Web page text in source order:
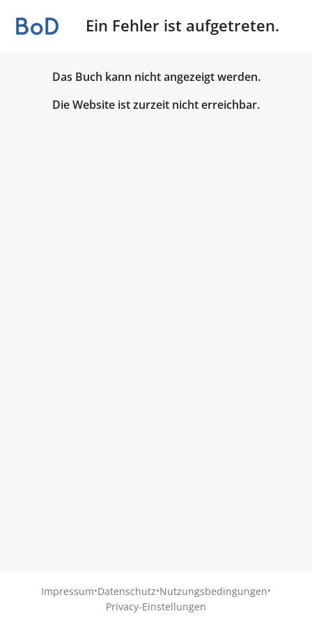
Ein Fehler ist aufgetreten.
Das Buch kann nicht angezeigt werden.
Die Website ist zurzeit nicht erreichbar.
Impressum·Datenschutz·Nutzungsbedingungen·
Privacy-Einstellungen